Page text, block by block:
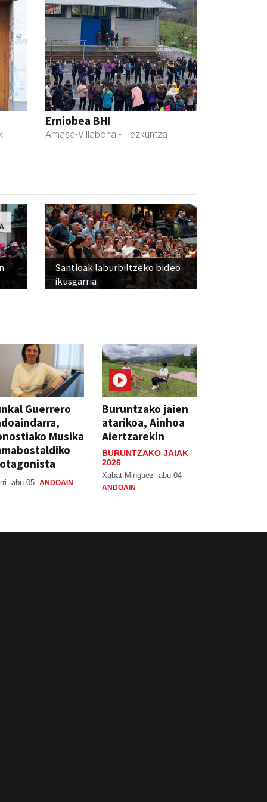
Erniobea BHI
Amasa-Villabona - Hezkuntza
Santioak laburbiltzeko bideo
ikusgarria
Guerrero
Musika
abu 05 ANDOAIN
Buruntzako jaien
atarikoa, Ainhoa
Aiertzarekin
BURUNTZAKO JAIAK
2026
Xabat Minguez abu 04
ANDOAIN